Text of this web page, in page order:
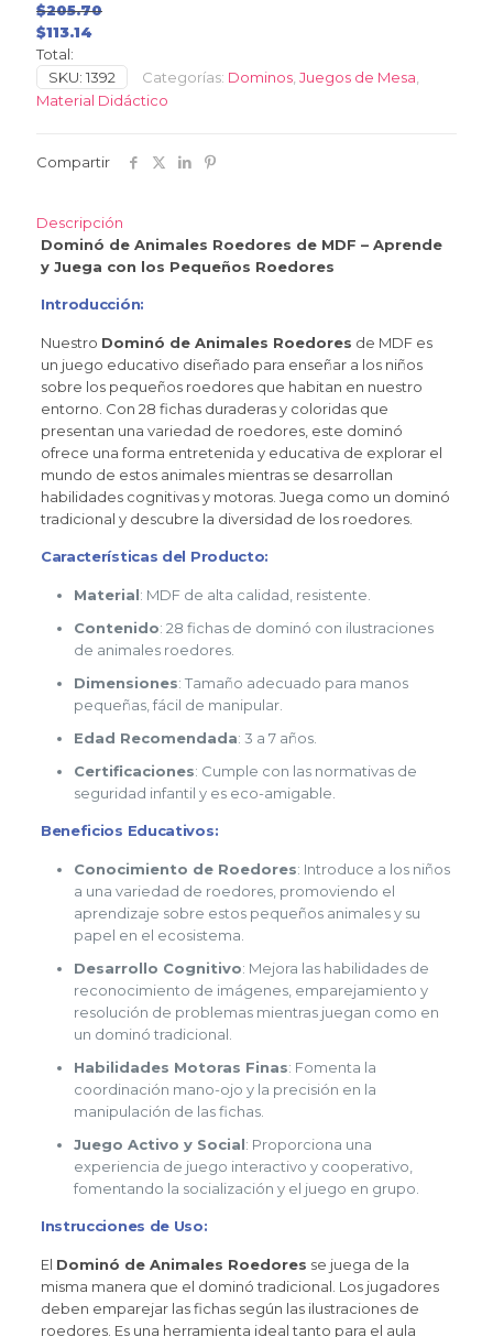
$205.70
$113.14
Total:
SKU: 1392 Categorías: Dominos Juegos de Mesa
Material Didáctico
Compartir
Descripción
Dominó de Animales Roedores de MDF – Aprende
y Juega con los Pequeños Roedores
Introducción:
Nuestro Dominó de Animales Roedores de MDF es
un juego educativo diseñado para enseñar a los niños
sobre los pequeños roedores que habitan en nuestro
entorno. Con 28 fichas duraderas y coloridas que
presentan una variedad de roedores, este dominó
ofrece una forma entretenida y educativa de explorar el
mundo de estos animales mientras se desarrollan
habilidades cognitivas y motoras. Juega como un dominó
tradicional y descubre la diversidad de los roedores.
Características del Producto:
Material: MDF de alta calidad, resistente.
Contenido: 28 fichas de dominó con ilustraciones
de animales roedores.
Dimensiones: Tamaño adecuado para manos
pequeñas, fácil de manipular.
Edad Recomendada: 3 a 7 años.
Certificaciones: Cumple con las normativas de
seguridad infantil y es eco-amigable.
Beneficios Educativos:
Conocimiento de Roedores: Introduce a los niños
a una variedad de roedores, promoviendo el
aprendizaje sobre estos pequeños animales y su
papel en el ecosistema.
Desarrollo Cognitivo: Mejora las habilidades de
reconocimiento de imágenes, emparejamiento y
resolución de problemas mientras juegan como en
un dominó tradicional.
Habilidades Motoras Finas: Fomenta la
coordinación mano-ojo y la precisión en la
manipulación de las fichas.
Juego Activo y Social: Proporciona una
experiencia de juego interactivo y cooperativo,
fomentando la socialización y el juego en grupo.
Instrucciones de Uso:
El Dominó de Animales Roedores se juega de la
misma manera que el dominó tradicional. Los jugadores
deben emparejar las fichas según las ilustraciones de
roedores. Es una herramienta ideal tanto para el aula